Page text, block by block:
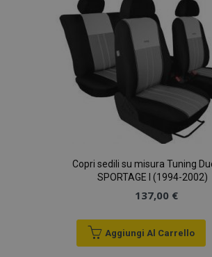
Copri sedili su misura Tuning
SPORTAGE I (1994-2002)
137,00 €
Aggiungi Al Carrello